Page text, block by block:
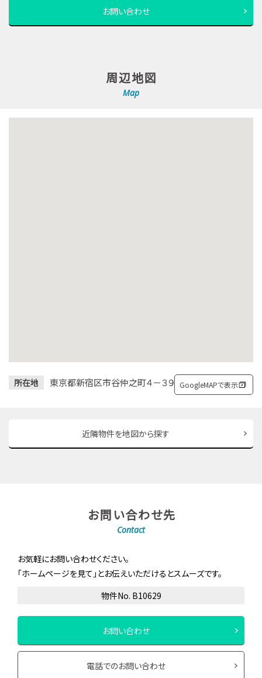
お問い合わせ
周辺地図
Map
所在地 東京都新宿区市谷仲之町４－３９ GoogleMAPで表示
近隣物件を地図から探す
お問い合わせ先
Contact
お気軽にお問い合わせください。
「ホームページを見て」とお伝えいただけるとスムーズです。
物件No. B10629
お問い合わせ
電話でのお問い合わせ